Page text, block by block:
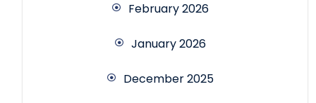
February 2026
January 2026
December 2025